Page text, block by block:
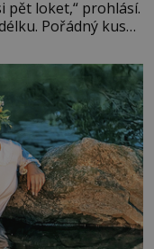
pět loket,“ prohlásí.
Pořádný kus
švadlena
vás, podívejte.“